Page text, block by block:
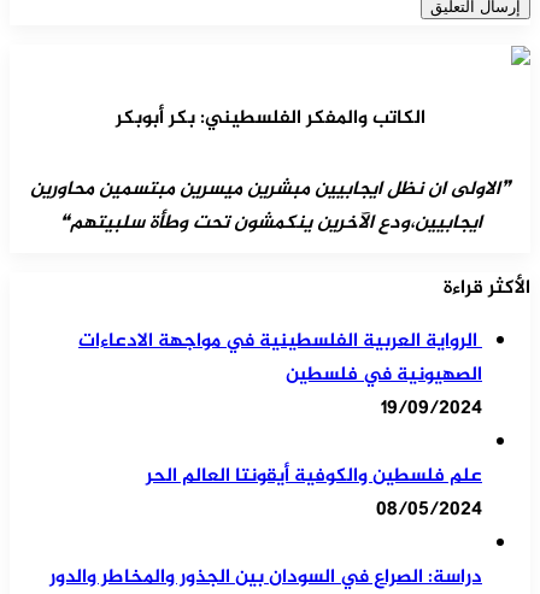
الكاتب والمفكر الفلسطيني: بكر أبوبكر
❞الاولى ان نظل ايجابيين مبشرين ميسرين مبتسمين محاورين
ايجابيين،ودع الآخرين ينكمشون تحت وطأة سلبيتهم❝
الأكثر قراءة
الرواية العربية الفلسطينية في مواجهة الادعاءات
الصهيونية في فلسطين
19/09/2024
علم فلسطين والكوفية أيقونتا العالم الحر
08/05/2024
دراسة: الصراع في السودان بين الجذور والمخاطر والدور